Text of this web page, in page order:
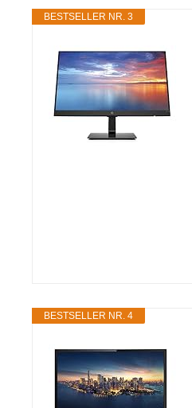
BESTSELLER NR. 3
BESTSELLER NR. 4